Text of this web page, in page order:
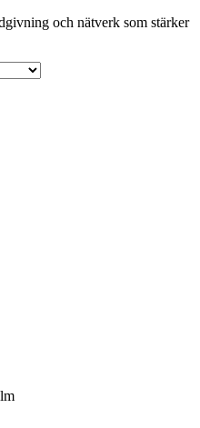
och nätverk som stärker